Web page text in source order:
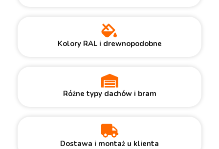
Kolory RAL i drewnopodobne
Różne typy dachów i bram
Dostawa i montaż u klienta